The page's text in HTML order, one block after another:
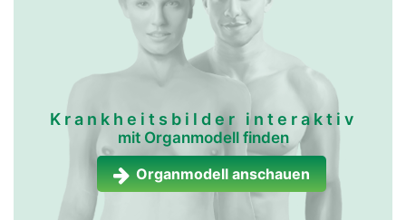
Krankheitsbilder interaktiv
mit Organmodell finden
Organmodell anschauen